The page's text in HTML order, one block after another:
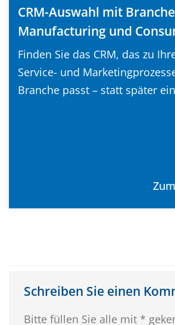
CRM-Auswahl mit
Manufacturing und
Finden Sie das CRM, das zu
Service- und
Branche passt – statt später
Schreiben Sie einen
Bitte füllen Sie alle mit *